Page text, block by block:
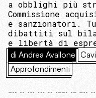
a obblighi più
Commissione
e sanzionatori.
dibattiti sul
e libertà di
di Andrea Avallone
Approfondimenti